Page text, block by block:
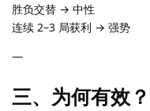
胜负交替 → 中性
连续 2–3 局获利 → 强势
—
三、为何有效？